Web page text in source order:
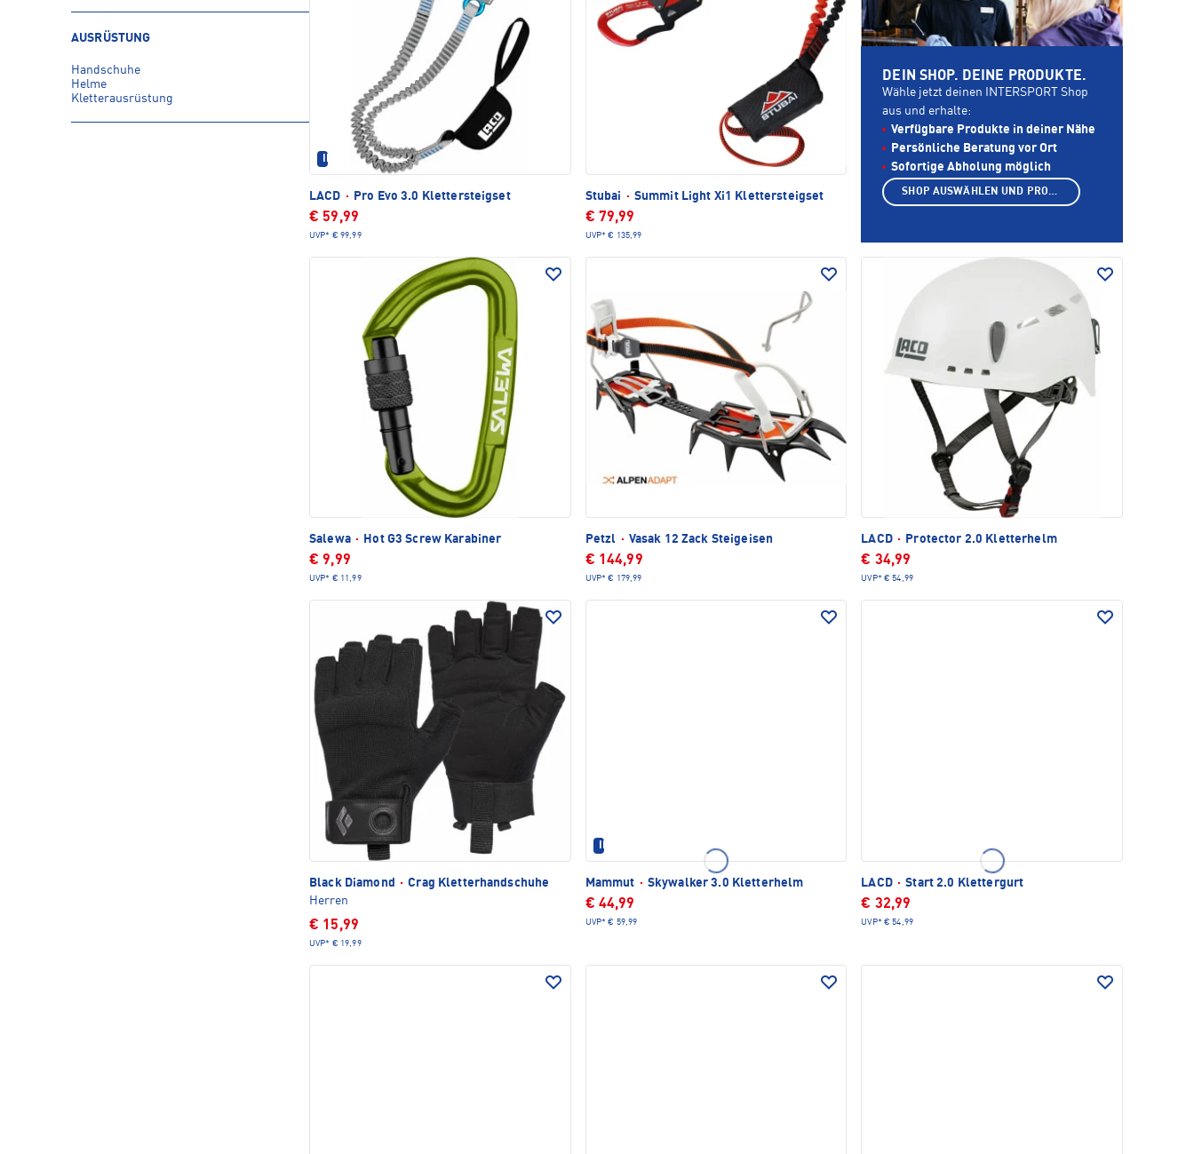
AUSRÜSTUNG
Handschuhe
Helme
Kletterausrüstung
IM SET ERHÄLTLICH
LACD · Pro Evo 3.0 Klettersteigset
€ 59,99
UVP* € 99,99
Stubai · Summit Light Xi1 Klettersteigset
€ 79,99
UVP* € 135,99
Salewa · Hot G3 Screw Karabiner
€ 9,99
UVP* € 11,99
Petzl · Vasak 12 Zack Steigeisen
€ 144,99
UVP* € 179,99
LACD · Protector 2.0 Kletterhelm
€ 34,99
UVP* € 54,99
Black Diamond · Crag Kletterhandschuhe
Herren
€ 15,99
UVP* € 19,99
Mammut · Skywalker 3.0 Kletterhelm
€ 44,99
UVP* € 59,99
LACD · Start 2.0 Klettergurt
€ 32,99
UVP* € 54,99
DEIN SHOP. DEINE PRODUKTE.
Wähle jetzt deinen INTERSPORT Shop
aus und erhalte:
Verfügbare Produkte in deiner Nähe
Persönliche Beratung vor Ort
Sofortige Abholung möglich
SHOP AUSWÄHLEN UND PRODUKTE ANZEIGEN